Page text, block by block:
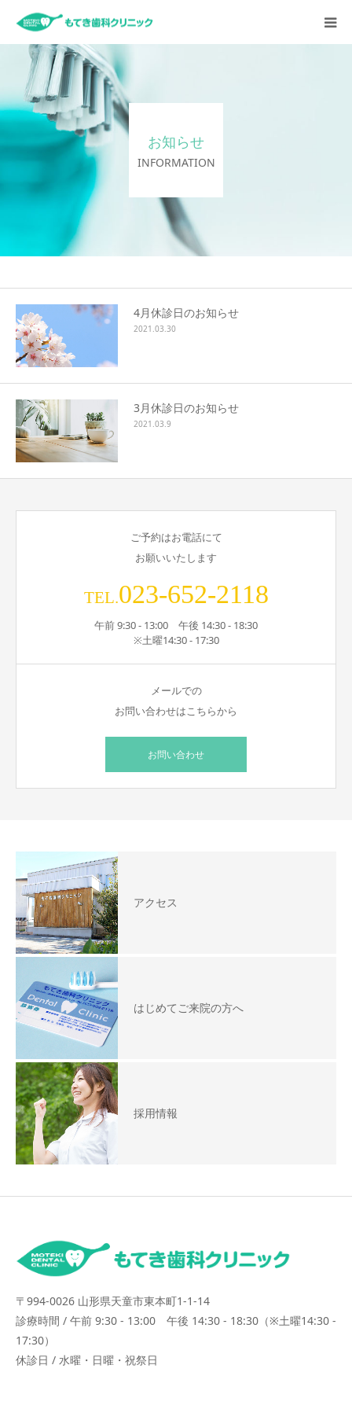
お知らせ
INFORMATION
4月休診日のお知らせ
2021.03.30
3月休診日のお知らせ
2021.03.9
ご予約はお電話にて
お願いいたします
TEL.023-652-2118
午前 9:30 - 13:00 午後 14:30 - 18:30
※土曜14:30 - 17:30
メールでの
お問い合わせはこちらから
お問い合わせ
アクセス
はじめてご来院の方へ
採用情報
〒994-0026 山形県天童市東本町1-1-14
診療時間 / 午前 9:30 - 13:00 午後 14:30 - 18:30（※土曜14:30 -
17:30）
休診日 / 水曜・日曜・祝祭日
HOME
お知らせ
クリニックについて
診療内容
スタッフ紹介
採用情報